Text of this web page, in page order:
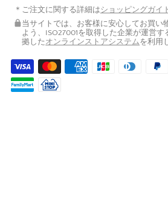
ご注文に関する詳細はショッピングガイ
当サイトでは、お客様に安心してお買い
よう、ISO27001を取得した企業が運営す
拠した オンラインストアシステム を利用